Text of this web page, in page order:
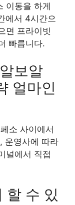
이동을 하게
에서 4시간으
면 프라이빗
빠릅니다.
보알
얼마인
소 사이에서
운영사에 따라
널에서 직접
할 수 있